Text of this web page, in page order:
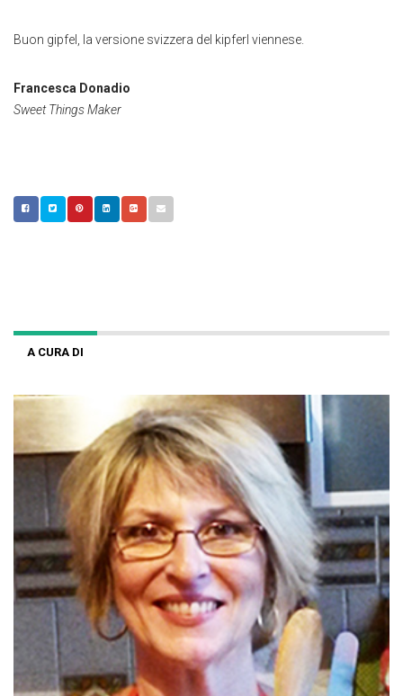
Buon gipfel, la versione svizzera del kipferl viennese.
Francesca Donadio
Sweet Things Maker
A CURA DI